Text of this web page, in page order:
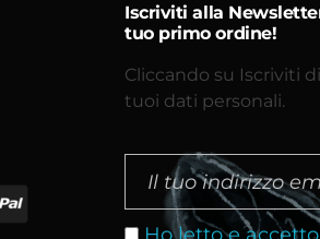
Iscriviti alla
tuo primo ordine!
Cliccando su Iscriviti
tuoi dati personali.